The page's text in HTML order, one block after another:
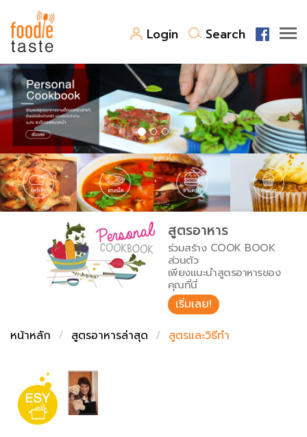
Login Search
สูตรอาหาร
สูตรอาหารล่าสุด
Top Foodie
พาไปชิม
สารพันก้นครัว
เคล็ดลับน่ารู้
เปรียบเทียบหน่วยการตวง
เปรียบเทียบอุณหภูมิ
เปรียบเทียบน้ำหนักวัตถุดิบ
FoodPedia
สร้าง Cookbook
สูตรอาหาร
ร่วมสร้าง COOK BOOK
ส่วนตัว
เพียงแนะนำสูตรอาหารของ
คุณที่นี่
เริ่มเลย!
หน้าหลัก
สูตรอาหารล่าสุด สูตรและวิธีทำ